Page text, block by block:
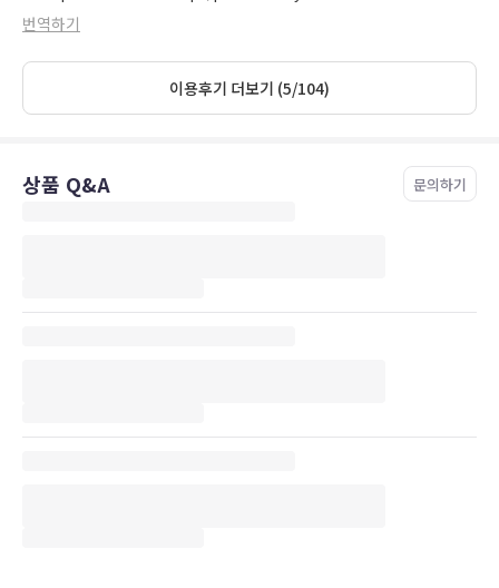
번역하기
이용후기 더보기 (5/104)
상품 Q&A 문의하기